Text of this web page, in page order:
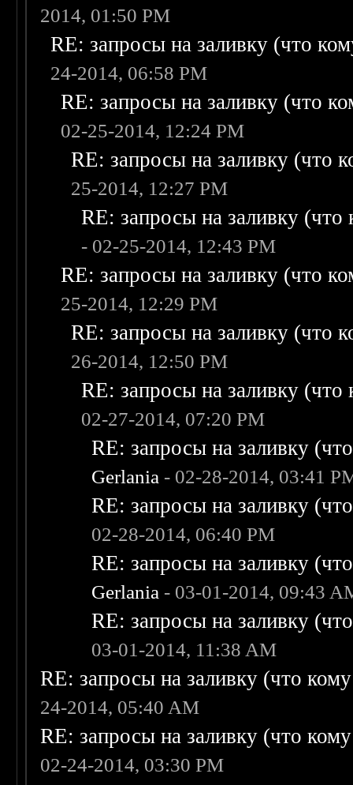
2014, 01:50 PM
RE: запросы на заливку (что
24-2014, 06:58 PM
RE: запросы на заливку (что
02-25-2014, 12:24 PM
RE: запросы на заливку (что
25-2014, 12:27 PM
RE: запросы на заливку
- 02-25-2014, 12:43 PM
RE: запросы на заливку (что
25-2014, 12:29 PM
RE: запросы на заливку (что
26-2014, 12:50 PM
RE: запросы на заливку
02-27-2014, 07:20 PM
RE: запросы на заливку
Gerlania - 02-28-2014, 03:41
RE: запросы на заливку
02-28-2014, 06:40 PM
RE: запросы на заливку
Gerlania - 03-01-2014, 09:43
RE: запросы на заливку
03-01-2014, 11:38 AM
RE: запросы на заливку (что
24-2014, 05:40 AM
RE: запросы на заливку (что
02-24-2014, 03:30 PM